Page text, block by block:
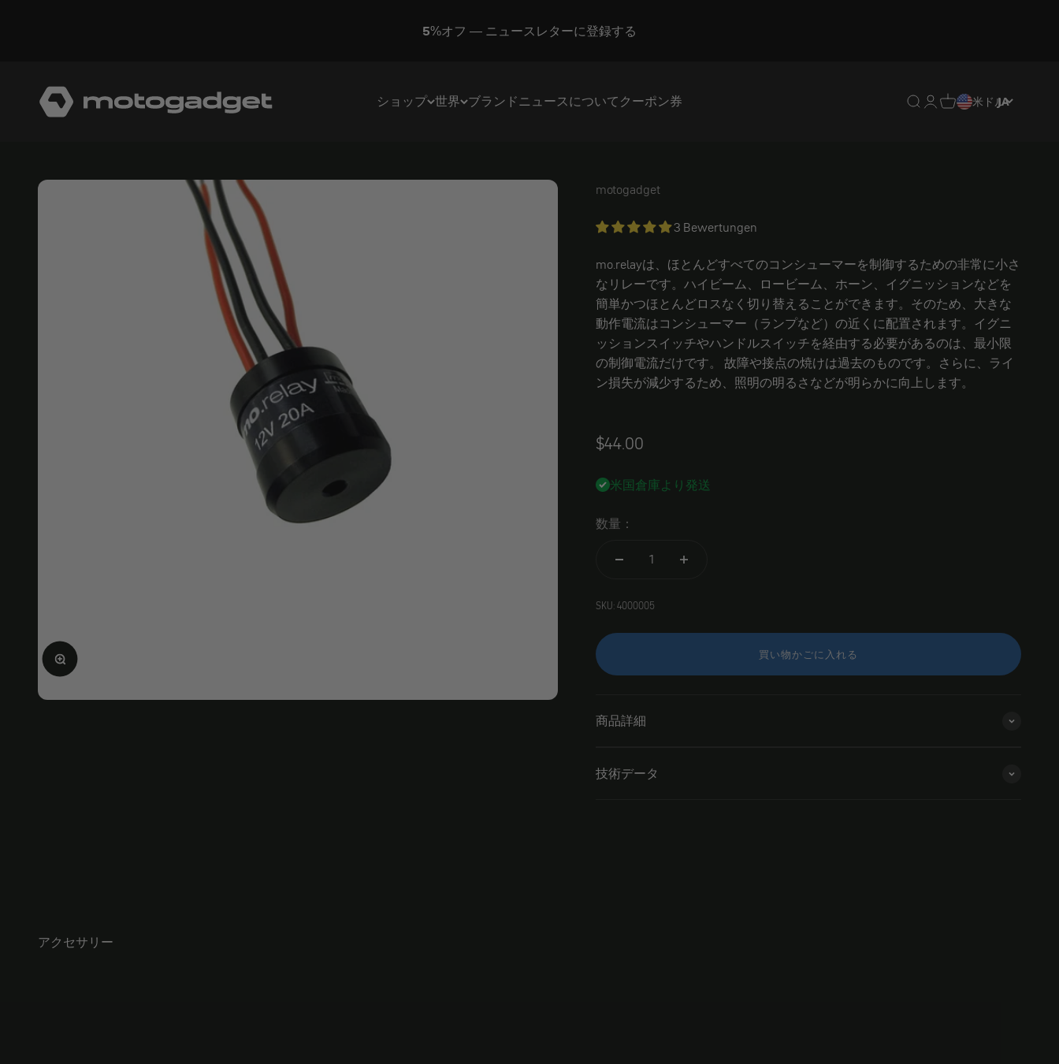
5%オフ — ニュースレターに登録する
ショップ 世界 ブランドニュースについてクーポン券
モトガジェット社
翻訳がありません:
翻訳がありません:
翻訳がありません:
米ドル
JA
画像を拡大する
motogadget
モトガジェット・モトリレースタンダード
3 Bewertungen
mo.relayは、ほとんどすべてのコンシューマーを制御するための非常に小さ
なリレーです。ハイビーム、ロービーム、ホーン、イグニッションなどを
簡単かつほとんどロスなく切り替えることができます。そのため、大きな
動作電流はコンシューマー（ランプなど）の近くに配置されます。イグニ
ッションスイッチやハンドルスイッチを経由する必要があるのは、最小限
の制御電流だけです。 故障や接点の焼けは過去のものです。さらに、ライ
ン損失が減少するため、照明の明るさなどが明らかに向上します。
Angebot
$44.00
米国倉庫より発送
数量：
SKU: 4000005
買い物かごに入れる
商品詳細
技術データ
アクセサリー